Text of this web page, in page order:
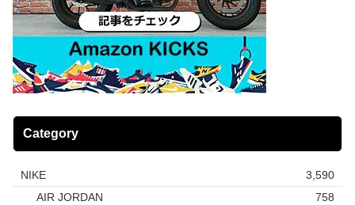
Category
NIKE
3,590
AIR JORDAN
758